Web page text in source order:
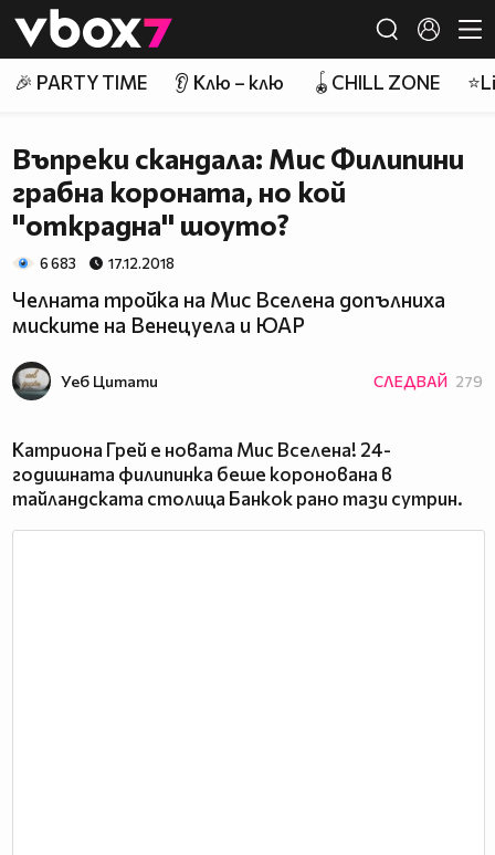
👾
🎉 PARTY TIME 👂 Клю – клю 🪀CHILL ZONE
Въпреки скандала: Мис Филипини
грабна короната, но кой
''открадна'' шоуто?
6 683 17.12.2018
Челната тройка на Мис Вселена допълниха
миските на Венецуела и ЮАР
Уеб Цитати СЛЕДВАЙ 279
Катриона Грей е новата Мис Вселена! 24-
годишната филипинка беше коронована в
тайландската столица Банкок рано тази сутрин.